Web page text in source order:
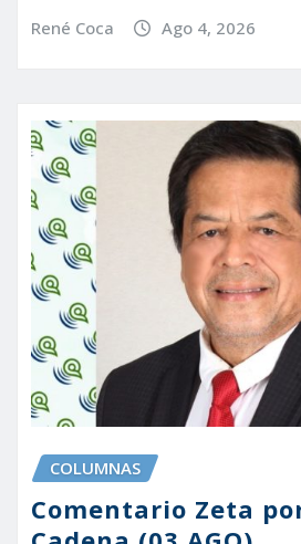
René Coca Ago 4, 2026
COLUMNAS
Comentario Zeta